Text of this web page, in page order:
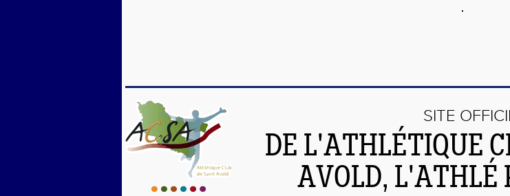
SITE
DE L'ATHLÉTIQUE
AVOLD, L'ATHLÉ